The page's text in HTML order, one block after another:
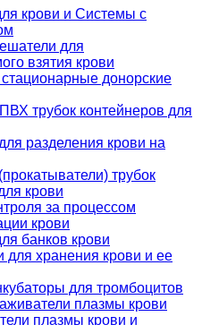
крови и Системы с
для
взятия крови
донорские
трубок контейнеров для
разделения крови на
трубок
крови
за процессом
крови
банков крови
для хранения крови и ее
для тромбоцитов
плазмы крови
плазмы крови и